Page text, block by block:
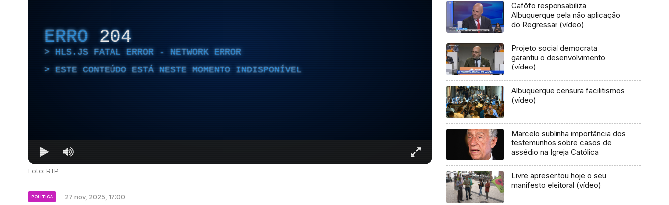
ERRO 204
HLS.JS FATAL ERROR - NETWORK ERROR
ESTE CONTEÚDO ESTÁ NESTE MOMENTO INDISPONÍVEL
Foto: RTP
POLÍTICA 27 nov, 2025, 17:00
Cafôfo responsabiliza
Albuquerque pela não aplicação
do Regressar (vídeo)
Projeto social democrata
garantiu o desenvolvimento
(vídeo)
Albuquerque censura facilitismos
(vídeo)
Marcelo sublinha importância dos
testemunhos sobre casos de
assédio na Igreja Católica
Livre apresentou hoje o seu
manifesto eleitoral (vídeo)